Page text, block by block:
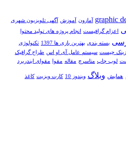
graphic آمازون آموزش
آگهی تلویزیون شهری
اعزام گرافیست انجام پروژه های تولید محتوا
بسته بندی بهترین بازی ها 1397
تکنولوژی
زینک چیست سیستم عامل آی او اس طراح گرافیک
لوپ چاپ متاسرچ مقاله مقوا مقوای ایندربرد
همایش وبلاگ ویندوز 10 کارت ویزیت کاغذ